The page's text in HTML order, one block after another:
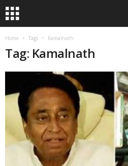
Home Tags Kamalnath
Tag: Kamalnath